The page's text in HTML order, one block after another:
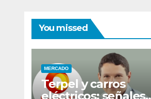
You missed
MERCADO
Terpel y carros
eléctricos: señales